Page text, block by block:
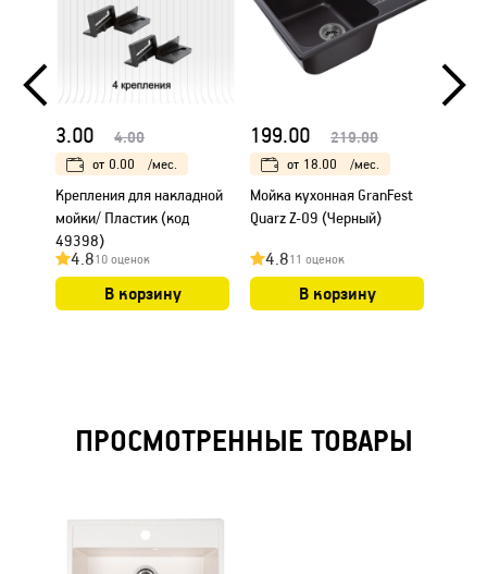
3.00 4.00
от 0.00 /мес.
Крепления для накладной
мойки/ Пластик (код
49398)
4.810 оценок
В корзину
199.00 219.00
от 18.00 /мес.
Мойка кухонная GranFest
Quarz Z-09 (Черный)
4.811 оценок
В корзину
ПРОСМОТРЕННЫЕ ТОВАРЫ